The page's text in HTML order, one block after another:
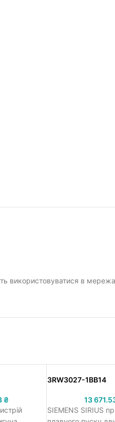
використовуватися в
₴
3RW3027-1BB14
13
SIEMENS SIRIUS